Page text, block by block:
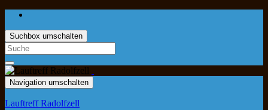
Suchbox umschalten
Navigation umschalten
Lauftreff Radolfzell